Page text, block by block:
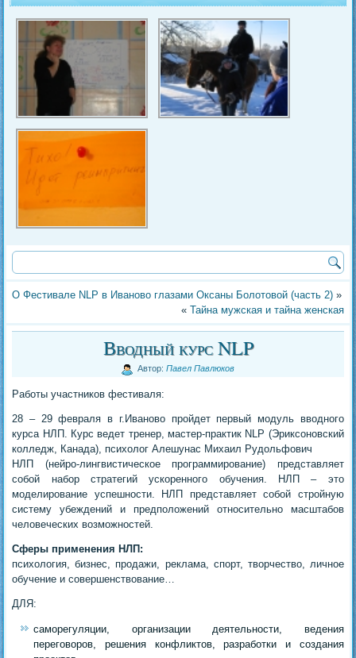
О Фестивале NLP в Иваново глазами Оксаны Болотовой (часть 2) »
« Тайна мужская и тайна женская
Вводный курс NLP
Автор: Павел Павлюков
Работы учаcтников фестиваля:
28 – 29 февраля в г.Иваново пройдет первый модуль вводного
курса НЛП. Курс ведет тренер, мастер-практик NLP (Эриксоновский
колледж, Канада), психолог Алешунас Михаил Рудольфович
НЛП (нейро-лингвистическое программирование) представляет
собой набор стратегий ускоренного обучения. НЛП – это
моделирование успешности. НЛП представляет собой стройную
систему убеждений и предположений относительно масштабов
человеческих возможностей.
Сферы применения НЛП:
психология, бизнес, продажи, реклама, спорт, творчество, личное
обучение и совершенствование…
ДЛЯ:
саморегуляции, организации деятельности, ведения
переговоров, решения конфликтов, разработки и создания